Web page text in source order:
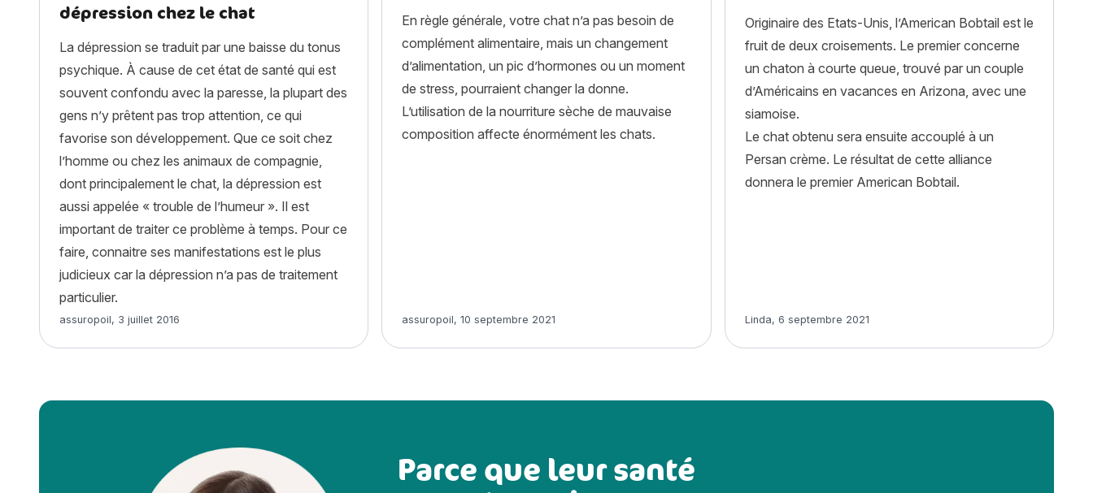
dépression chez le chat
La dépression se traduit par une baisse du tonus
psychique. À cause de cet état de santé qui est
souvent confondu avec la paresse, la plupart des
gens n’y prêtent pas trop attention, ce qui
favorise son développement. Que ce soit chez
l’homme ou chez les animaux de compagnie,
dont principalement le chat, la dépression est
aussi appelée « trouble de l’humeur ». Il est
important de traiter ce problème à temps. Pour ce
faire, connaitre ses manifestations est le plus
judicieux car la dépression n’a pas de traitement
particulier.
Article rédigé par
assuropoil, 3 juillet 2016
En règle générale, votre chat n’a pas besoin de
complément alimentaire, mais un changement
d’alimentation, un pic d’hormones ou un moment
de stress, pourraient changer la donne.
L’utilisation de la nourriture sèche de mauvaise
composition affecte énormément les chats.
Article rédigé par
assuropoil,10 septembre 2021
Originaire des Etats-Unis, l’American Bobtail est le
fruit de deux croisements. Le premier concerne
un chaton à courte queue, trouvé par un couple
d’Américains en vacances en Arizona, avec une
siamoise.
Le chat obtenu sera ensuite accouplé à un
Persan crème. Le résultat de cette alliance
donnera le premier American Bobtail.
Article rédigé par
Linda, 6 septembre 2021
Parce que leur santé